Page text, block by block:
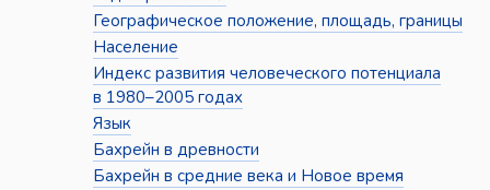
Географическое положение, площадь, границы
Население
Индекс развития человеческого потенциала
в 1980–2005 годах
Язык
Бахрейн в древности
Бахрейн в средние века и Новое время